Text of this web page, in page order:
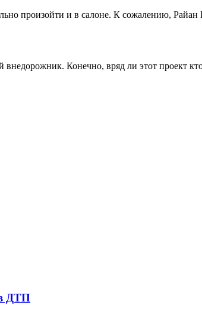
произойти и в салоне. К сожалению, Райан
Конечно, вряд ли этот проект кто-
ДТП